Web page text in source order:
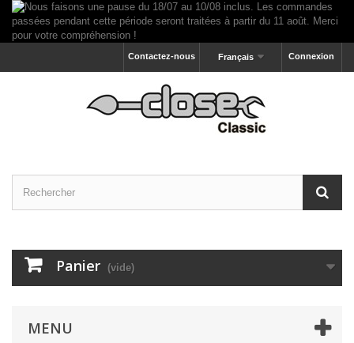
Connexion
Français
Contactez-nous
Panier (vide)
MENU